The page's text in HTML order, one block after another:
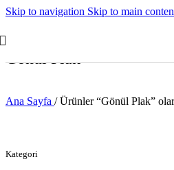
Skip to navigation Skip to main
Gönül Plak
Ana Sayfa / Ürünler “Gönül Plak”
Kategori